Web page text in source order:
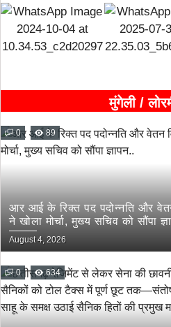
मुंगेली /
0 89
आर आई के रिक्त पद पदोन्नति और
ने खोला मोर्चा, मुख्य सचिव को सौंपा
August 4, 2026
0 634